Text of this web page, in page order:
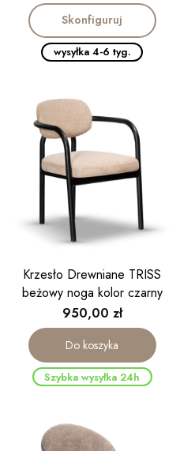
Skonfiguruj
wysyłka 4-6 tyg.
Krzesło Drewniane TRISS
beżowy noga kolor czarny
Cena
950,00 zł
Do koszyka
Szybka wysyłka 24h